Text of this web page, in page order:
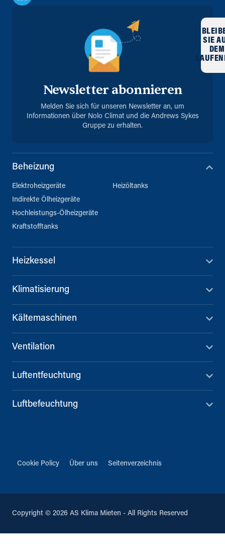
Newsletter abonnieren
Melden Sie sich für unseren Newsletter an, um
Informationen über Nolo Climat und die Andrews Sykes
Gruppe zu erhalten.
SIE
DEM
Beheizung
Elektroheizgeräte
Indirekte Ölheizgeräte
Hochleistungs-Ölheizgeräte
Kraftstofftanks
Heizöltanks
Heizkessel
Klimatisierung
Kältemaschinen
Ventilation
Luftentfeuchtung
Luftbefeuchtung
Cookie Policy Über uns Seitenverzeichnis
Copyright © 2026 AS Klima Mieten - All Rights Reserved